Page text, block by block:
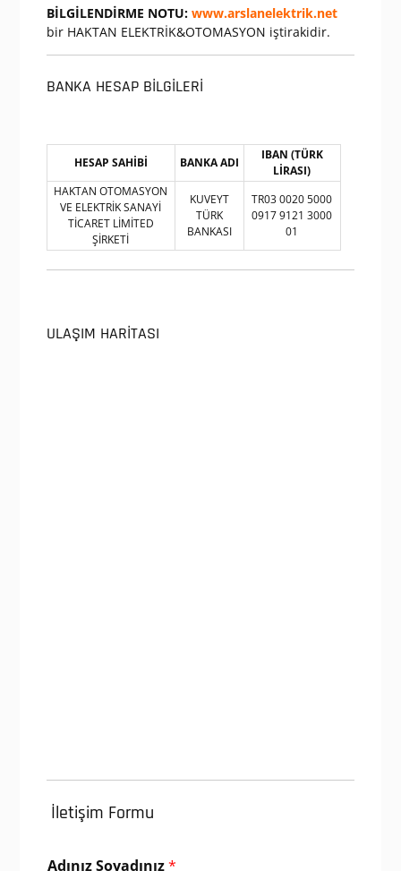
BİLGİLENDİRME NOTU: www.arslanelektrik.net
bir HAKTAN ELEKTRİK&OTOMASYON iştirakidir.
BANKA HESAP BİLGİLERİ
HESAP SAHİBİ BANKA ADI
IBAN (TÜRK
LİRASI)
HAKTAN OTOMASYON
VE ELEKTRİK SANAYİ
TİCARET LİMİTED
ŞİRKETİ
KUVEYT
TÜRK
BANKASI
TR03 0020 5000
0917 9121 3000
01
ULAŞIM HARİTASI
İletişim Formu
Adınız Soyadınız*